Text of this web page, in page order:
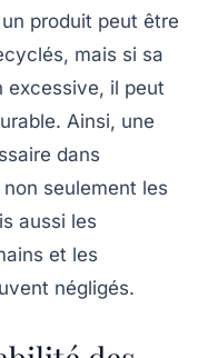
produit peut être
mais si sa
excessive, il peut
Ainsi, une
dans
seulement les
aussi les
et les
négligés.